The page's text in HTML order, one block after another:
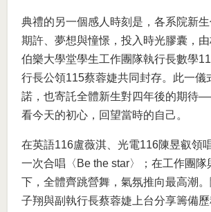
典禮的另一個感人時刻是，各系院新
期許、夢想與憧憬，投入時光膠囊，
伯樂大學堂學生工作團隊執行長數學
行長公領115蔡蓉婕共同封存。此一儀
諾，也寄託全體新生對四年後的期待
看今天的初心，回望當時的自己。
在英語116盧薇淇、光電116陳昱叡領
一次合唱〈Be the star〉；在工作團隊
下，全體齊跳營舞，氣氛推向最高潮
子翔與副執行長蔡蓉婕上台分享籌備